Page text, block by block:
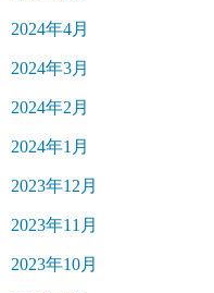
2024年4月
2024年3月
2024年2月
2024年1月
2023年12月
2023年11月
2023年10月